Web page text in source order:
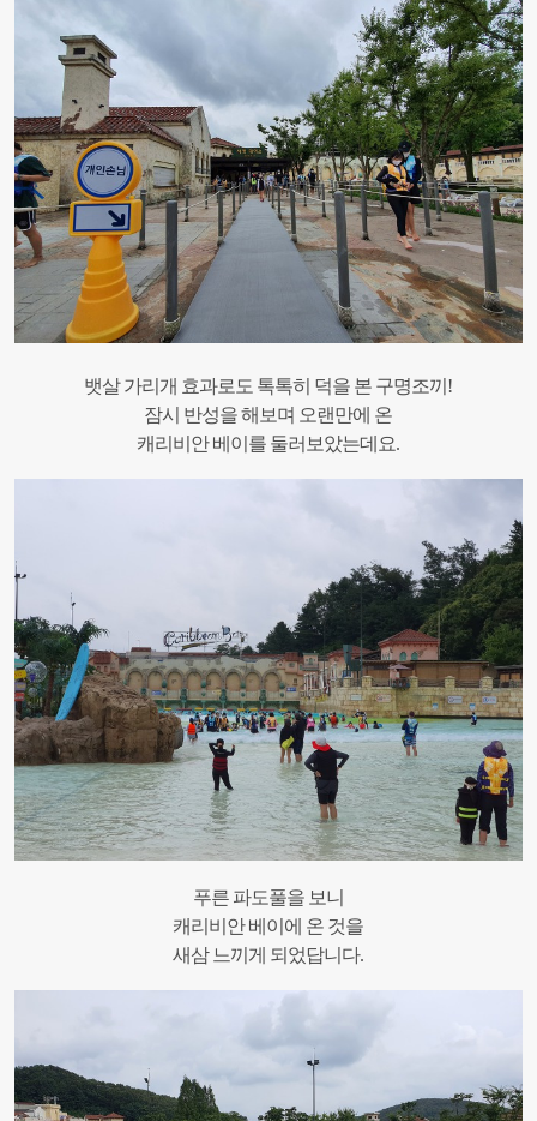
뱃살 가리개 효과로도 톡톡히 덕을 본 구명조끼!
잠시 반성을 해보며 오랜만에 온
캐리비안 베이를 둘러보았는데요.
푸른 파도풀을 보니
캐리비안 베이에 온 것을
새삼 느끼게 되었답니다.